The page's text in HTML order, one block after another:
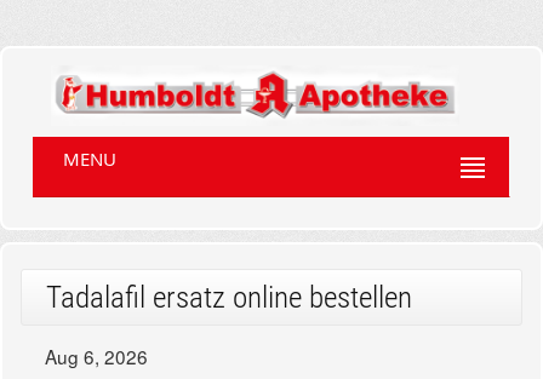
MENU
Tadalafil ersatz online bestellen
Aug 6, 2026